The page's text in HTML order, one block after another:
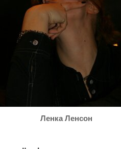
Ленка Ленсон